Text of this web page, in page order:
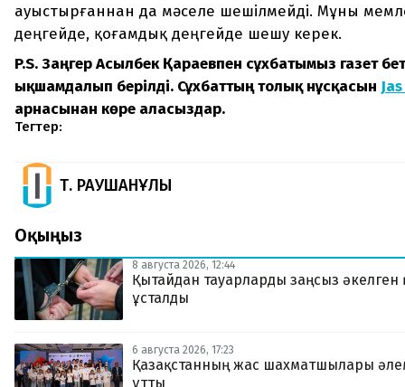
ауыстырғаннан да мәселе шешілмейді. Мұны
деңгейде, қоғамдық деңгейде шешу керек.
P.S. Заңгер Асылбек Қараевпен сұхбатымыз газет
ықшамдалып берілді. Сұхбаттың толық нұсқасын
арнасынан көре аласыздар.
Тегтер:
Т. РАУШАНҰЛЫ
Оқыңыз
8 августа 2026, 12:44
Қытайдан тауарларды заңсыз
ұсталды
6 августа 2026, 17:23
Қазақстанның жас шахматшылары
ұтты